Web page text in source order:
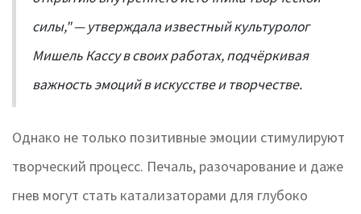
силы," — утверждала известный культуролог
Мишель Кассу в своих работах, подчёркивая
важность эмоций в искусстве и творчестве.
Однако не только позитивные эмоции стимулируют
творческий процесс. Печаль, разочарование и даже
гнев могут стать катализаторами для глубоко